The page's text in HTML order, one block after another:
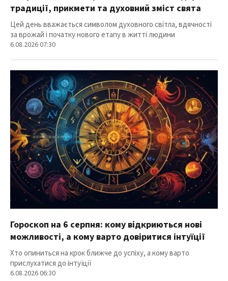
традиції, прикмети та духовний зміст свята
Цей день вважається символом духовного світла, вдячності
за врожай і початку нового етапу в житті людини
6.08.2026 07:30
Гороскоп на 6 серпня: кому відкриються нові
можливості, а кому варто довіритися інтуїції
Хто опиниться на крок ближче до успіху, а кому варто
прислухатися до інтуїції
6.08.2026 06:30